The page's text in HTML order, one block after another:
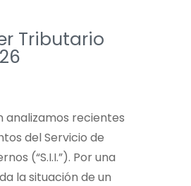
Tributario
analizamos recientes
del Servicio de
(“S.I.I.”). Por una
la situación de un